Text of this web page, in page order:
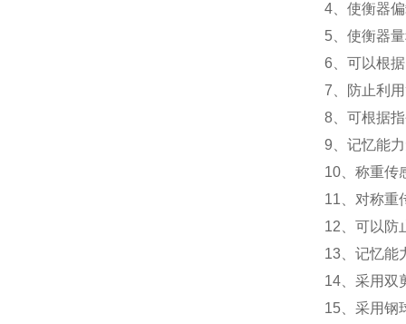
4 、使衡器
5 、使衡器
6 、可以根
7 、防止利
8 、可根据
9 、记忆能
10 、称重
11 、对称
12 、可以
13 、记忆
14 、采用
15 、采用